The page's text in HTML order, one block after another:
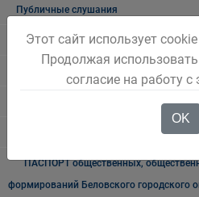
Публичные слушания
Публичные слушания. Архив
Общественные, национальные и
ПАСПОРТ общественных,
формирований Беловского городского
Этот сайт использует
Продолжая
согласие на работу
OK